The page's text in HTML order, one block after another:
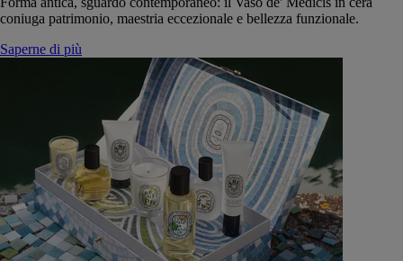
coniuga patrimonio, maestria eccezionale e bellezza funzionale.
Saperne di più